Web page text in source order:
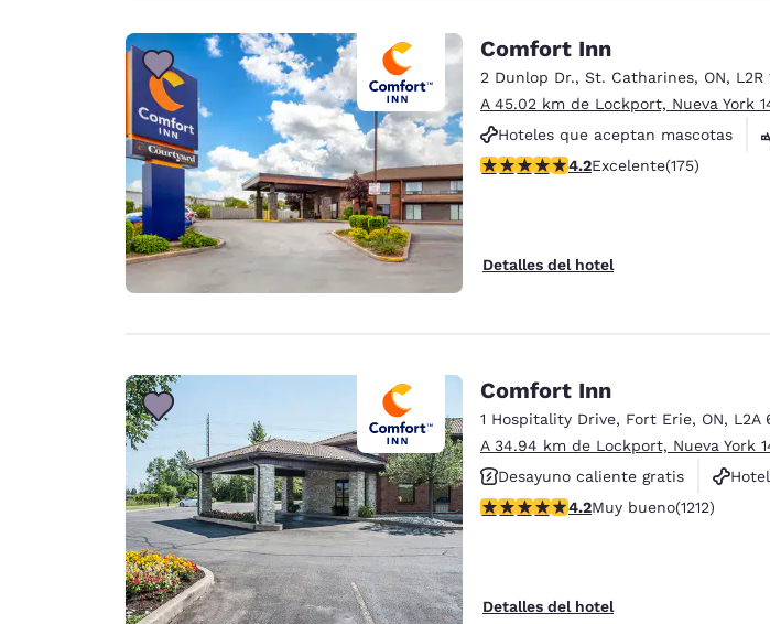
Comfort Inn
2 Dunlop Dr., St. Catharines, ON, L2R
A 45.02 km de Lockport, Nueva York
Hoteles que aceptan mascotas
Instalaciones deportivas
Calificación de 4.22 estrellas.
4.2Excelente(175)
Detalles del hotel
Comfort Inn
1 Hospitality Drive, Fort Erie, ON, L2A
A 34.94 km de Lockport, Nueva York
Desayuno caliente gratis
Para no fumar
Calificación de 4.16 estrellas. Muy
4.2Muy bueno(1212)
Detalles del hotel